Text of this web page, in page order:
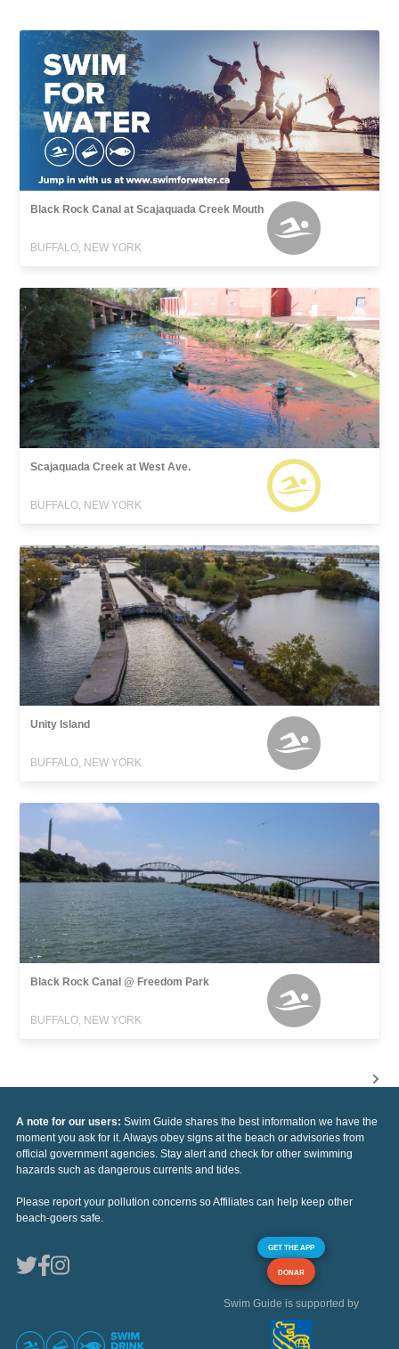
Black Rock Canal at Scajaquada Creek Mouth
BUFFALO, NEW YORK
Scajaquada Creek at West Ave.
BUFFALO, NEW YORK
Unity Island
BUFFALO, NEW YORK
Black Rock Canal @ Freedom Park
BUFFALO, NEW YORK
A note for our users: Swim Guide shares the best information we have the
moment you ask for it. Always obey signs at the beach or advisories from
official government agencies. Stay alert and check for other swimming
hazards such as dangerous currents and tides.
Please report your pollution concerns so Affiliates can help keep other
beach-goers safe.
GET THE APP
DONAR
Swim Guide is supported by